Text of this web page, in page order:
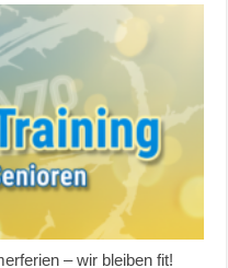
– wir bleiben fit!